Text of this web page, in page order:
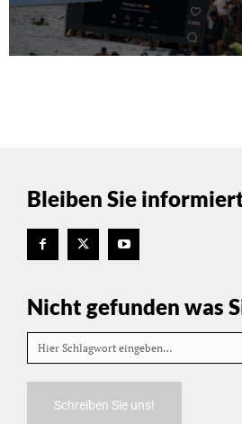
Bleiben Sie
Nicht gefunden was
Hier Schlagwort eingeben…
Schreiben Sie uns!